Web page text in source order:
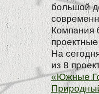
большой
Компания
На
из 8
«Южные